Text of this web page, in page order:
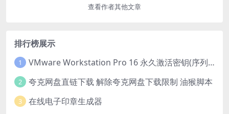
查看作者其他文章
排行榜展示
1 VMware Workstation Pro 16 永久激活密钥(序列号)
2 夸克网盘直链下载 解除夸克网盘下载限制 油猴脚本
3 在线电子印章生成器